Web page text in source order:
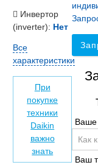
Ваш
Инвертор
(inverter): Нет
Все
характеристики
При
покупке
техники
Daikin
важно
знать